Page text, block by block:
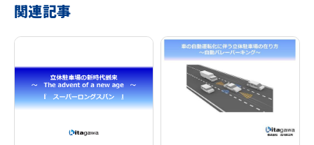
関連記事